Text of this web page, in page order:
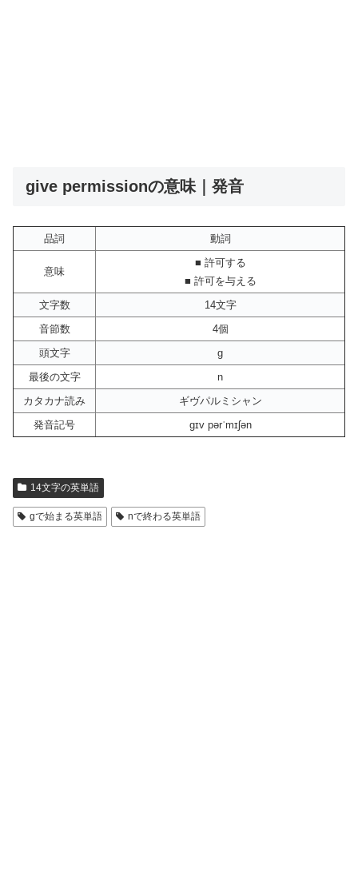
give permissionの意味｜発音
品詞 動詞
意味
■ 許可する
■ 許可を与える
文字数
14文字
音節数
4個
頭文字
g
最後の文字
n
カタカナ読み
ギヴパルミシャン
発音記号
gɪv pərˈmɪʃən
14文字の英単語
gで始まる英単語 nで終わる英単語